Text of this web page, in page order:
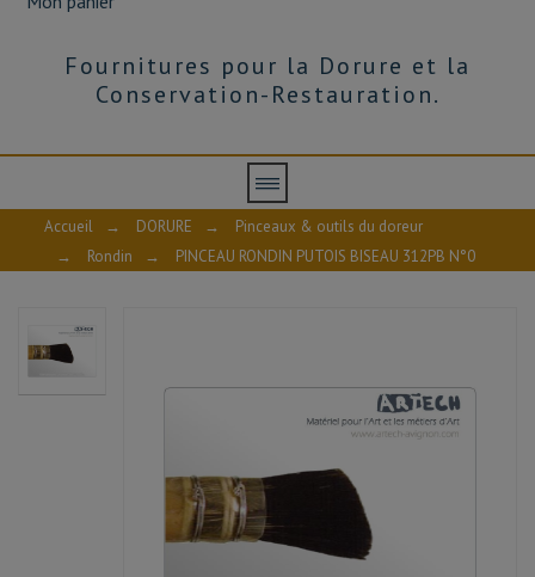
Fournitures pour la Dorure et la
Conservation-Restauration.
Accueil → DORURE →
Pinceaux & outils du doreur
→
Rondin → PINCEAU RONDIN PUTOIS BISEAU 312PB N°0